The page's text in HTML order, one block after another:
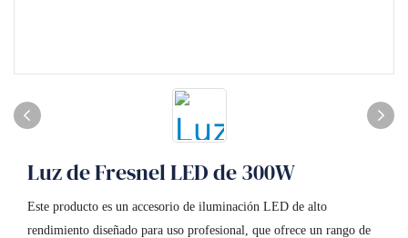
Luz de Fresnel LED de 300W
Este producto es un accesorio de iluminación LED de alto
rendimiento diseñado para uso profesional, que ofrece un rango de